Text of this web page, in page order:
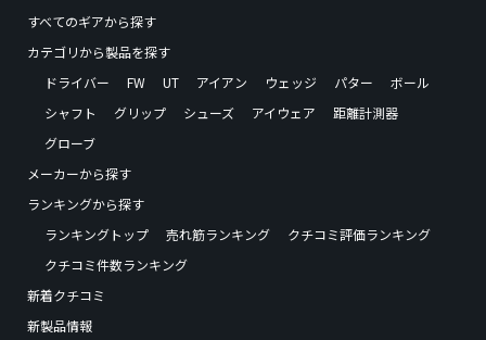
すべてのギアから探す
カテゴリから製品を探す
ドライバー
FW UT アイアン ウェッジ パター
ボール
シャフト
グリップ シューズ アイウェア
距離計測器
グローブ
メーカーから探す
ランキングから探す
ランキングトップ
売れ筋ランキング
クチコミ評価ランキング
クチコミ件数ランキング
新着クチコミ
新製品情報